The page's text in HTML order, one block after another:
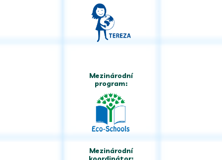
Mezinárodní
program:
Mezinárodní